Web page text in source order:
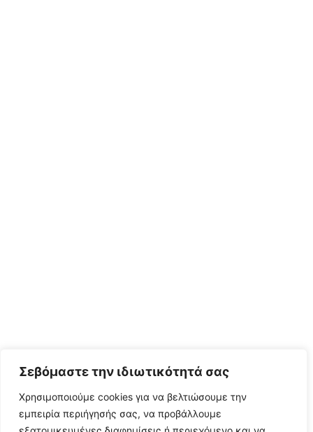
Σεβόμαστε την ιδιωτικότητά σας
Χρησιμοποιούμε cookies για να βελτιώσουμε την
εμπειρία περιήγησής σας, να προβάλλουμε